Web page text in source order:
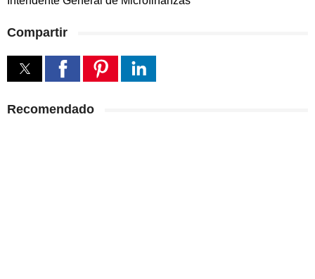
Compartir
Recomendado